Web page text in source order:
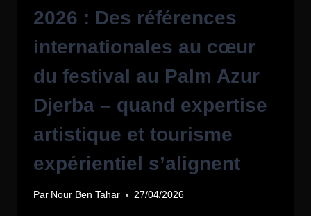
2026 : Des références
internationales au cœur
du festival au Palm Azur
Djerba – quand expertise
artistique et tourisme
expérientiel s’alignent
Par Nour Ben Tahar 27/04/2026